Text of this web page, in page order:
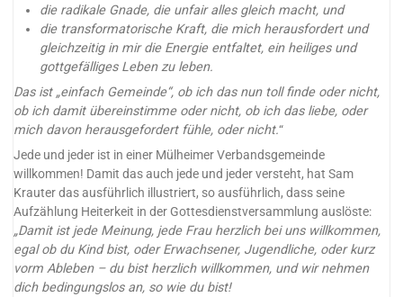
die radikale Gnade, die unfair alles gleich macht, und
die transformatorische Kraft, die mich herausfordert und
gleichzeitig in mir die Energie entfaltet, ein heiliges und
gottgefälliges Leben zu leben.
Das ist „einfach Gemeinde“, ob ich das nun toll finde oder nicht,
ob ich damit übereinstimme oder nicht, ob ich das liebe, oder
mich davon herausgefordert fühle, oder nicht.“
Jede und jeder ist in einer Mülheimer Verbandsgemeinde
willkommen! Damit das auch jede und jeder versteht, hat Sam
Krauter das ausführlich illustriert, so ausführlich, dass seine
Aufzählung Heiterkeit in der Gottesdienstversammlung auslöste:
„Damit ist jede Meinung, jede Frau herzlich bei uns willkommen,
egal ob du Kind bist, oder Erwachsener, Jugendliche, oder kurz
vorm Ableben – du bist herzlich willkommen, und wir nehmen
dich bedingungslos an, so wie du bist!